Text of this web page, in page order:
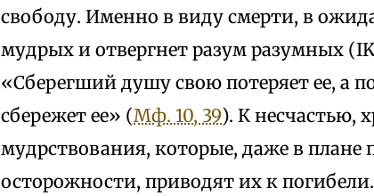
свободу. Именно в виду смерти, в
мудрых и отвергнет разум разумных
«Сберегший душу свою потеряет ее, а
сбережет ее» (Мф. 10, 39). К несчастью,
мудрствования, которые, даже в плане
осторожности, приводят их к погибели.